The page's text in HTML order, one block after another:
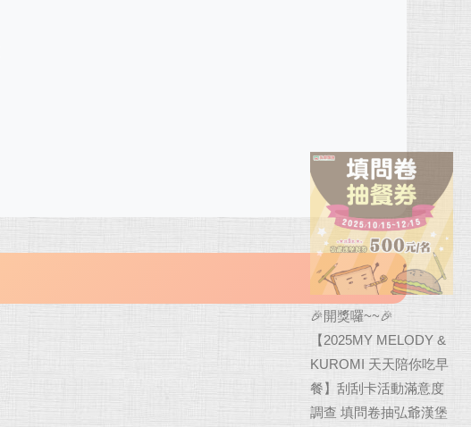
🎉開獎囉~~🎉
【2025MY MELODY &
KUROMI 天天陪你吃早
餐】刮刮卡活動滿意度
調查 填問卷抽弘爺漢堡